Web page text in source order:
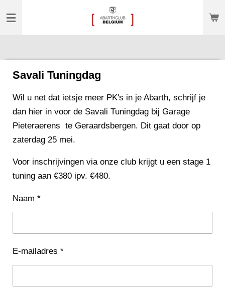
Ga
direct
Savali Tuningdag
Wil u net dat ietsje meer PK's in je Abarth, schrijf je
dan hier in voor de Savali Tuningdag bij Garage
Pieteraerens te Geraardsbergen. Dit gaat door op
zaterdag 25 mei.
Voor inschrijvingen via onze club krijgt u een stage 1
tuning aan €380 ipv. €480.
Naam *
E-mailadres *